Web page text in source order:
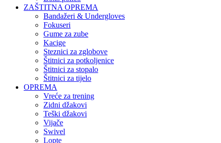
ZAŠTITNA OPREMA
Bandažeri & Undergloves
Fokuseri
Gume za zube
Kacige
Steznici za zglobove
Štitnici za potkoljenice
Štitnici za stopalo
Štitnici za tijelo
OPREMA
Vreće za trening
Zidni džakovi
Teški džakovi
Vijače
Swivel
Lopte